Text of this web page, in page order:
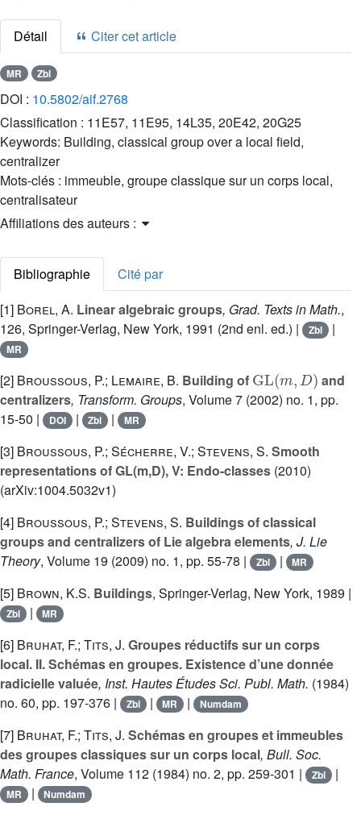
Détail Citer cet article
MR Zbl
DOI : 10.5802/aif.2768
Classification : 11E57, 11E95, 14L35, 20E42, 20G25
Keywords: Building, classical group over a local field,
centralizer
Mots-clés : immeuble, groupe classique sur un corps local,
centralisateur
Affiliations des auteurs :
Bibliographie
Cité par
[1] Borel, A. Linear algebraic groups, Grad. Texts in Math.,
126, Springer-Verlag, New York, 1991 (2nd enl. ed.) | Zbl |
MR
[2] Broussous, P.; Lemaire, B. Building of
(
and
centralizers, Transform. Groups, Volume 7 (2002) no. 1, pp.
15-50 |
DOI | Zbl | MR
[3] Broussous, P.; Sécherre, V.; Stevens, S. Smooth
representations of GL(m,D), V: Endo-classes (2010)
(arXiv:1004.5032v1)
[4] Broussous, P.; Stevens, S. Buildings of classical
groups and centralizers of Lie algebra elements, J. Lie
Theory, Volume 19 (2009) no. 1, pp. 55-78 | Zbl | MR
[5] Brown, K.S. Buildings, Springer-Verlag, New York, 1989 |
Zbl | MR
[6] Bruhat, F.; Tits, J. Groupes réductifs sur un corps
local. II. Schémas en groupes. Existence d’une donnée
radicielle valuée, Inst. Hautes Études Sci. Publ. Math. (1984)
no. 60, pp. 197-376 |
Zbl | MR | Numdam
[7] Bruhat, F.; Tits, J. Schémas en groupes et immeubles
des groupes classiques sur un corps local, Bull. Soc.
Math. France, Volume 112 (1984) no. 2, pp. 259-301 | Zbl |
MR | Numdam